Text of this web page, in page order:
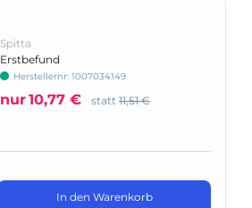
Spitta
Erstbefund
Herstellernr: 1007034149
nur10,77 € statt 11,51 €
In den Warenkorb